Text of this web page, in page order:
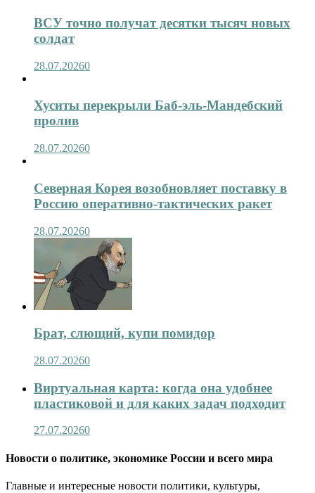
ВСУ точно получат десятки тысяч новых
солдат
28.07.20260
Хуситы перекрыли Баб-эль-Мандебский
пролив
28.07.20260
Северная Корея возобновляет поставку в
Россию оперативно-тактических ракет
28.07.20260
Брат, слющий, купи помидор
28.07.20260
Виртуальная карта: когда она удобнее
пластиковой и для каких задач подходит
27.07.20260
Новости о политике, экономике России и всего мира
Главные и интересные новости политики, культуры,